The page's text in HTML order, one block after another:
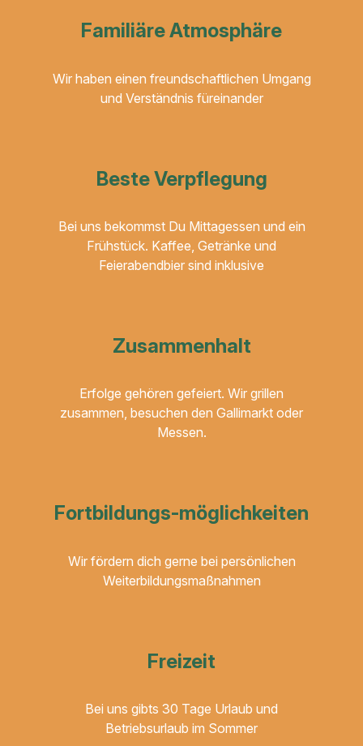
Familiäre Atmosphäre
Wir haben einen freundschaftlichen Umgang
und Verständnis füreinander
Beste Verpflegung
Bei uns bekommst Du Mittagessen und ein
Frühstück. Kaffee, Getränke und
Feierabendbier sind inklusive
Zusammenhalt
Erfolge gehören gefeiert. Wir grillen
zusammen, besuchen den Gallimarkt oder
Messen.
Fortbildungs-möglichkeiten
Wir fördern dich gerne bei persönlichen
Weiterbildungsmaßnahmen
Freizeit
Bei uns gibts 30 Tage Urlaub und
Betriebsurlaub im Sommer